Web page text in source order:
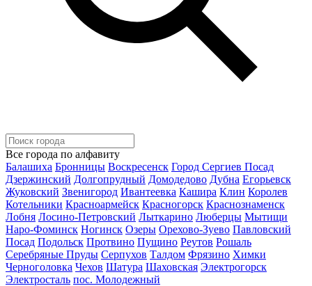
Все города по алфавиту
Балашиха Бронницы Воскресенск Город Сергиев Посад
Дзержинский Долгопрудный Домодедово Дубна Егорьевск
Жуковский Звенигород Ивантеевка Кашира Клин Королев
Котельники Красноармейск Красногорск Краснознаменск
Лобня Лосино-Петровский Лыткарино Люберцы Мытищи
Наро-Фоминск Ногинск Озеры Орехово-Зуево Павловский
Посад Подольск Протвино Пущино Реутов Рошаль
Серебряные Пруды Серпухов Талдом Фрязино Химки
Черноголовка Чехов Шатура Шаховская Электрогорск
Электросталь пос. Молодежный